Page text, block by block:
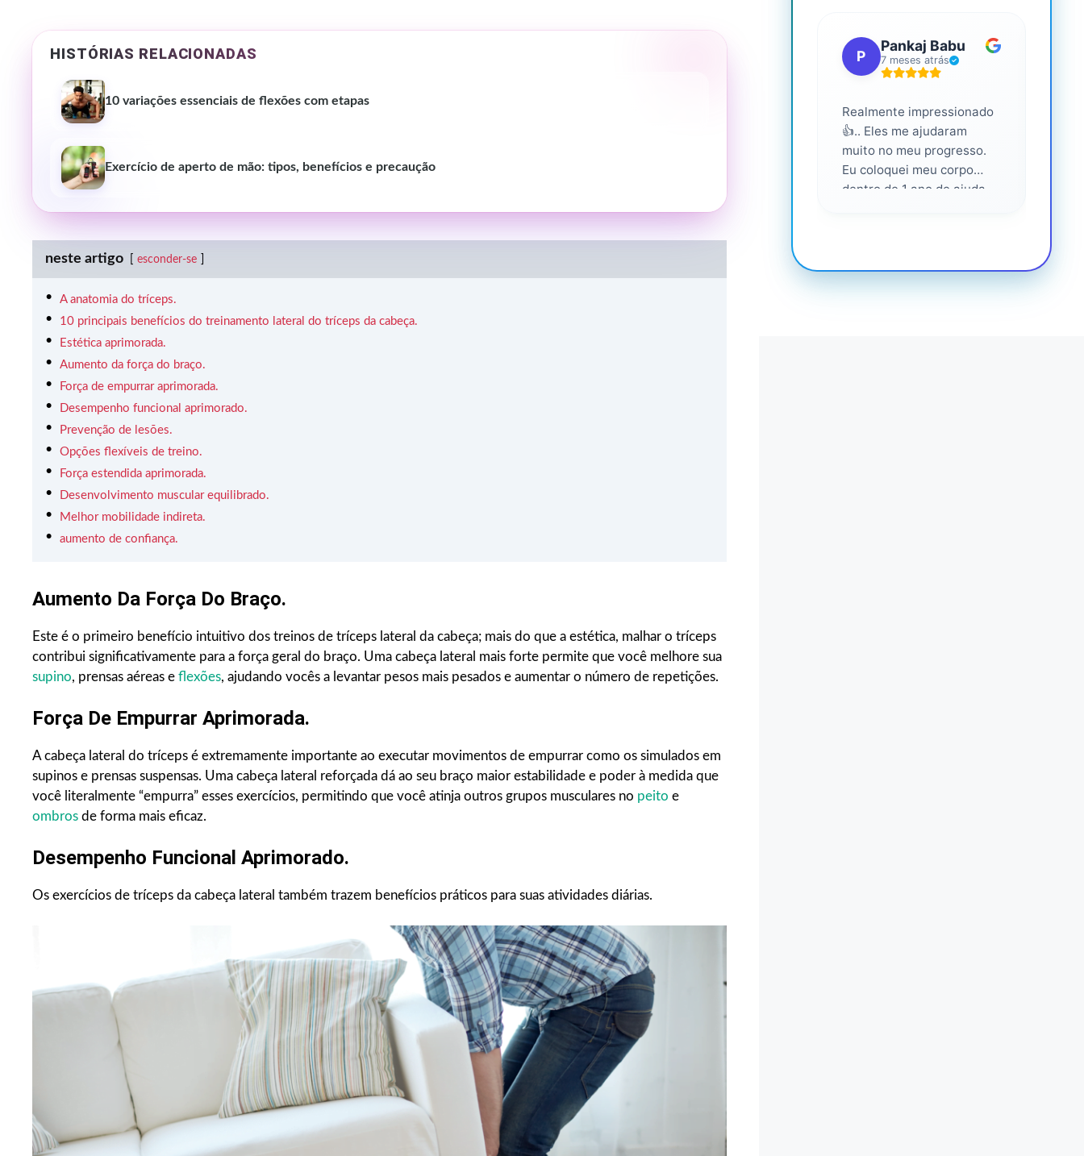
HISTÓRIAS RELACIONADAS
10 variações essenciais de flexões com etapas
Exercício de aperto de mão: tipos, benefícios e precaução
neste artigo esconder-se
A anatomia do tríceps.
10 principais benefícios do treinamento lateral do tríceps da cabeça.
Estética aprimorada.
Aumento da força do braço.
Força de empurrar aprimorada.
Desempenho funcional aprimorado.
Prevenção de lesões.
Opções flexíveis de treino.
Força estendida aprimorada.
Desenvolvimento muscular equilibrado.
Melhor mobilidade indireta.
aumento de confiança.
Aumento Da Força Do Braço.
Este é o primeiro benefício intuitivo dos treinos de tríceps lateral da cabeça; mais do que a estética, malhar o tríceps
contribui significativamente para a força geral do braço. Uma cabeça lateral mais forte permite que você melhore sua
supino, prensas aéreas e flexões, ajudando vocês a levantar pesos mais pesados e aumentar o número de repetições.
Força De Empurrar Aprimorada.
A cabeça lateral do tríceps é extremamente importante ao executar movimentos de empurrar como os simulados em
supinos e prensas suspensas. Uma cabeça lateral reforçada dá ao seu braço maior estabilidade e poder à medida que
você literalmente “empurra” esses exercícios, permitindo que você atinja outros grupos musculares no peito e
ombros de forma mais eficaz.
Desempenho Funcional Aprimorado.
Os exercícios de tríceps da cabeça lateral também trazem benefícios práticos para suas atividades diárias.
P
Pankaj Babu
7 meses atrás
Realmente impressionado
👍.. Eles me ajudaram
muito no meu progresso.
Eu coloquei meu corpo
dentro de 1 ano de ajuda